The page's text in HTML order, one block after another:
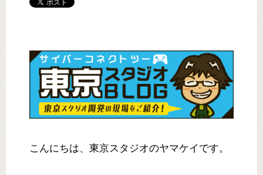
こんにちは、東京スタジオのヤマケイです。